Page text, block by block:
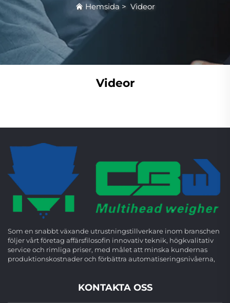
Hemsida > Videor
Videor
Som en snabbt växande utrustningstillverkare inom branschen
följer vårt företag affärsfilosofin innovativ teknik, högkvalitativ
service och rimliga priser, med målet att minska kundernas
produktionskostnader och förbättra automatiseringsnivåerna,
KONTAKTA OSS